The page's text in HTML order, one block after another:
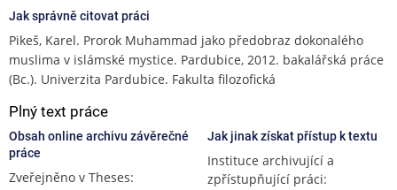
Jak správně citovat práci
Pikeš, Karel. Prorok Muhammad jako předobraz dokonalého
muslima v islámské mystice. Pardubice, 2012. bakalářská práce
(Bc.). Univerzita Pardubice. Fakulta filozofická
Plný text práce
Obsah online archivu závěrečné
práce
Zveřejněno v Theses:
Jak jinak získat přístup k textu
Instituce archivující a
zpřístupňující práci: